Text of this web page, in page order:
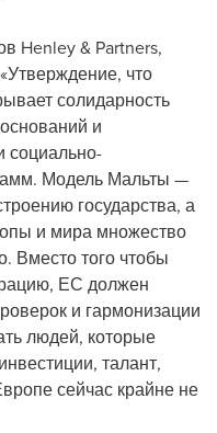
Henley & Partners,
что
солидарность
и
социально-
Модель Мальты —
государства, а
и мира множество
Вместо того чтобы
ЕС должен
и гармонизации
людей, которые
талант,
сейчас крайне не